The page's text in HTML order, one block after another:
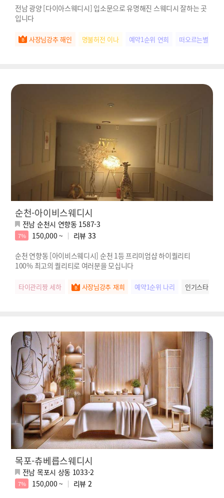
전남 광양 [다이아스웨디시] 입소문으로 유명해진 스웨디시 잘하는 곳
입니다
사장님강추 해인 명불허전 이나 예약1순위 연희 떠오르는별 민아
순천-아이비스웨디시
전남 순천시 연향동 1587-3
7% 150,000 ~ 리뷰 33
순천 연향동 [아이비스웨디시] 순천 1등 프리미엄샵 하이퀄리티
100% 최고의 퀄리티로 여러분을 모십니다
타이관리짱 세하 사장님강추 재희 예약1순위 나리 인기스타 연서
목포-츄베릅스웨디시
전남 목포시 상동 1033-2
7% 150,000 ~ 리뷰 2